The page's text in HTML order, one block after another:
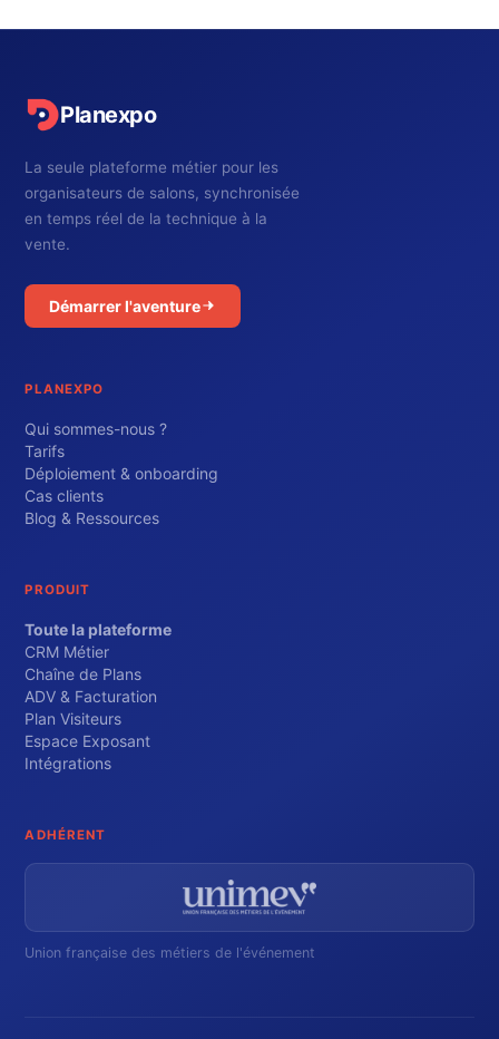
Planexpo
La seule plateforme métier pour les
organisateurs de salons, synchronisée
en temps réel de la technique à la
vente.
Démarrer l'aventure
PLANEXPO
Qui sommes-nous ?
Tarifs
Déploiement & onboarding
Cas clients
Blog & Ressources
PRODUIT
Toute la plateforme
CRM Métier
Chaîne de Plans
ADV & Facturation
Plan Visiteurs
Espace Exposant
Intégrations
ADHÉRENT
Union française des métiers de l'événement